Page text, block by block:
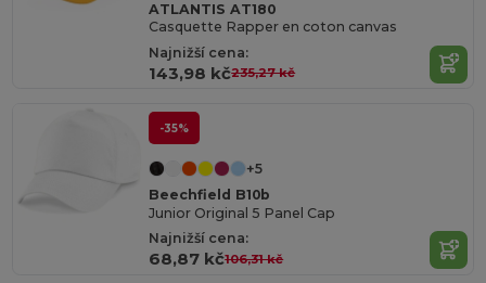
ATLANTIS AT180
Casquette Rapper en coton canvas
Najnižší cena:
143,98 kč235,27 kč
-35%
+5
Beechfield B10b
Junior Original 5 Panel Cap
Najnižší cena:
68,87 kč106,31 kč